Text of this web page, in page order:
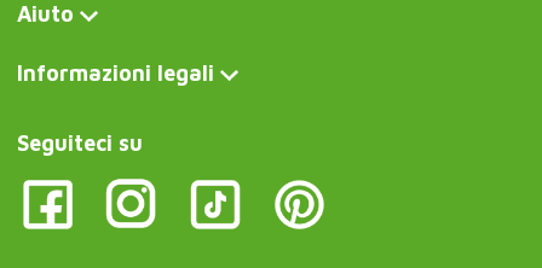
Aiuto
Informazioni legali
Seguiteci su